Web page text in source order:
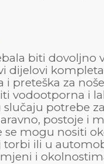
biti dovoljno
dijelovi
i preteška za
vodootporna i
potrebe
postoje i
se mogu nositi
torbi ili u
i